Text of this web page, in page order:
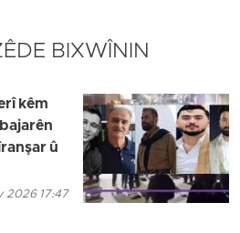
BIXWÎNIN
kêm
û
2026 17:47